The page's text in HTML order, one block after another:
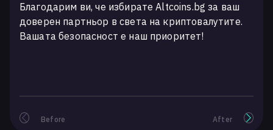
Благодарим ви, че избирате Altcoins.bg за ваш
доверен партньор в света на криптовалутите.
Вашата безопасност е наш приоритет!
Before After